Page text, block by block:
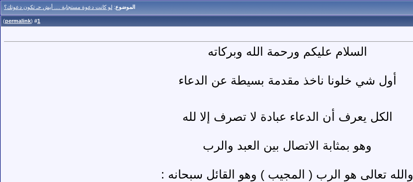
الموضوع: لو كانت دعوة مستجابة .... أيش حـ تكون دعوتك؟
1
(
permalink
)
السلام عليكم ورحمة الله وبركاته
أول شي خلونا ناخذ مقدمة بسيطة عن الدعاء
الكل يعرف أن الدعاء عبادة لا تصرف إلا لله
وهو بمثابة الاتصال بين العبد والرب
والله تعالى هو الرب ( المجيب ) وهو القائل سبحانه :